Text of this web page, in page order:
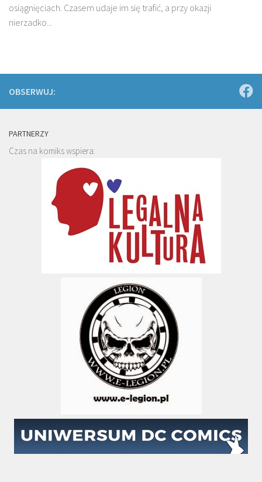
osiągnięciach. Czasem udaje im się trafić, a przy okazji
nierzadko...
OBSERWUJ:
PARTNERZY
Czas na komiks wspiera: